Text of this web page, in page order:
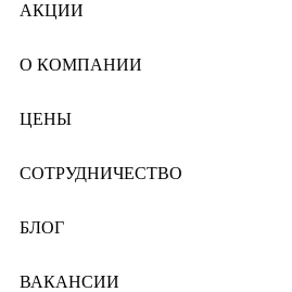
АКЦИИ
О КОМПАНИИ
ЦЕНЫ
СОТРУДНИЧЕСТВО
БЛОГ
ВАКАНСИИ